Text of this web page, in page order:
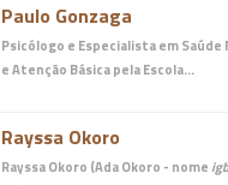
Paulo Gonzaga
Psicólogo e Especialista em
e Atenção Básicapela Escola…
Rayssa Okoro
Rayssa Okoro (Ada Okoro - nome